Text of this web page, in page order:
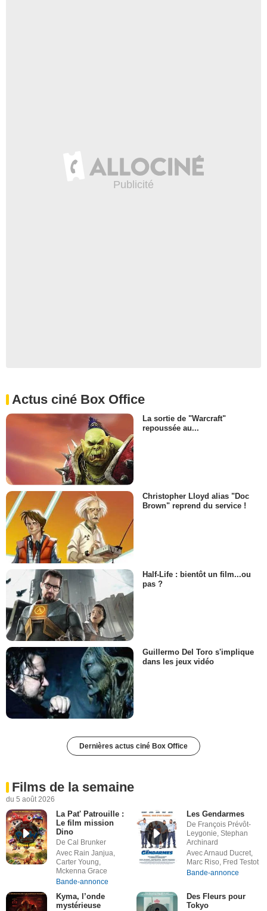
Actus ciné Box Office
La sortie de "Warcraft"
repoussée au...
Christopher Lloyd alias "Doc
Brown" reprend du service !
Half-Life : bientôt un film...ou
pas ?
Guillermo Del Toro s'implique
dans les jeux vidéo
Dernières actus ciné Box Office
Films de la semaine
du 5 août 2026
La Pat' Patrouille :
Le film mission
Dino
De Cal Brunker
Avec Rain Janjua,
Carter Young,
Mckenna Grace
Bande-annonce
Les Gendarmes
De François Prévôt-
Leygonie, Stephan
Archinard
Avec Arnaud Ducret,
Marc Riso, Fred Testot
Bande-annonce
Kyma, l’onde
mystérieuse
Des Fleurs pour
Tokyo